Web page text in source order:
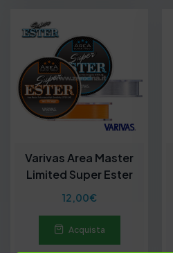
Varivas Area Master
Limited Super Ester
2023
12,00€
Acquista